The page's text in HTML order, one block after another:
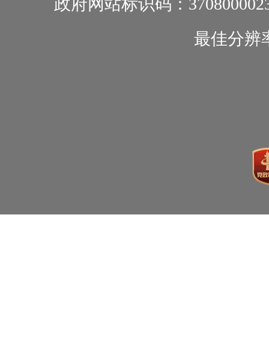
政府网站标识码：
最佳分辨